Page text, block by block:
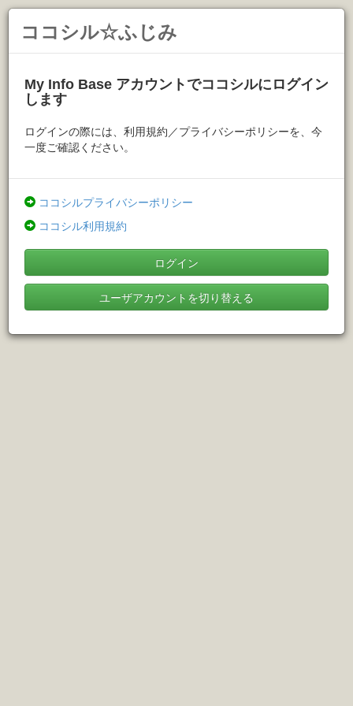
ココシル☆ふじみ
My Info Base アカウントでココシルにログイン
します
ログインの際には、利用規約／プライバシーポリシーを、今
一度ご確認ください。
ココシルプライバシーポリシー
ココシル利用規約
ログイン
ユーザアカウントを切り替える